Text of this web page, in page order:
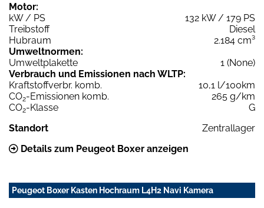
Motor:
kW / PS
132 kW / 179 PS
Treibstoff
Diesel
Hubraum
2.184 cm³
Umweltnormen:
Umweltplakette
1 (None)
Verbrauch und Emissionen nach WLTP:
Kraftstoffverbr. komb.
10,1 l/100km
CO2-Emissionen komb.
265 g/km
CO2-Klasse
G
Standort
Zentrallager
Details zum Peugeot Boxer anzeigen
Peugeot Boxer Kasten Hochraum L4H2 Navi Kamera